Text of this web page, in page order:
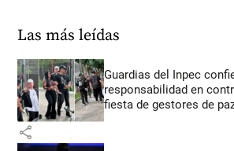
Las más leídas
Guardias del Inpec
responsabilidad en
fiesta de gestores de
share